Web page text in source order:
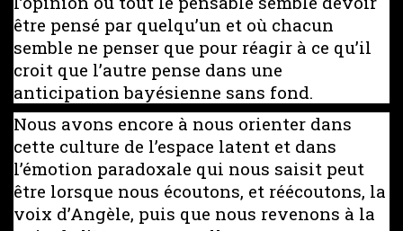
être pensé par quelqu’un et où chacun
semble ne penser que pour réagir à ce qu’il
croit que l’autre pense dans une
anticipation bayésienne sans fond.
Nous avons encore à nous orienter dans
cette culture de l’espace latent et dans
l’émotion paradoxale qui nous saisit peut
être lorsque nous écoutons, et réécoutons, la
voix d’Angèle, puis que nous revenons à la